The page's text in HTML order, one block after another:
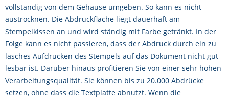
vollständig von dem Gehäuse umgeben. So kann es nicht
austrocknen. Die Abdruckfläche liegt dauerhaft am
Stempelkissen an und wird ständig mit Farbe getränkt. In der
Folge kann es nicht passieren, dass der Abdruck durch ein zu
lasches Aufdrücken des Stempels auf das Dokument nicht gut
lesbar ist. Darüber hinaus profitieren Sie von einer sehr hohen
Verarbeitungsqualität. Sie können bis zu 20.000 Abdrücke
setzen, ohne dass die Textplatte abnutzt. Wenn die